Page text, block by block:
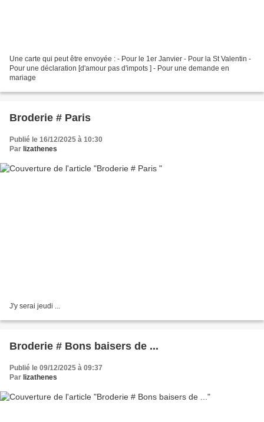
Une carte qui peut être envoyée : - Pour le 1er Janvier - Pour la St Valentin -
Pour une déclaration [d'amour pas d'impots ] - Pour une demande en
mariage
Broderie # Paris
Publié le 16/12/2025 à 10:30
Par lizathenes
J'y serai jeudi ...
Broderie # Bons baisers de ...
Publié le 09/12/2025 à 09:37
Par lizathenes